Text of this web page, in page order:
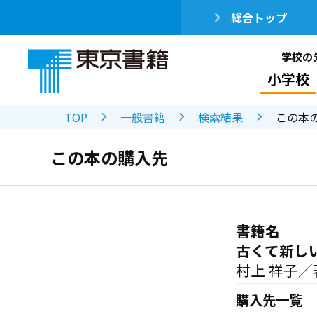
総合トップ
学校の
小学校
TOP 一般書籍 検索結果 この本
この本の購入先
書籍名
古くて新
村上 祥子／
購入先一覧